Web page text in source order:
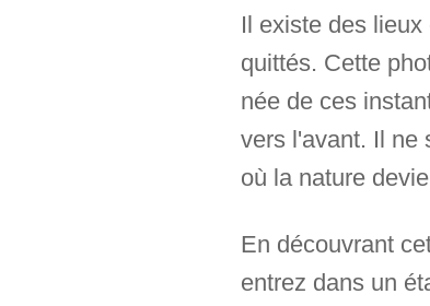
Il existe des
quittés. Cette
née de ces
vers l'avant. Il ne
où la nature
En découvrant
entrez dans un